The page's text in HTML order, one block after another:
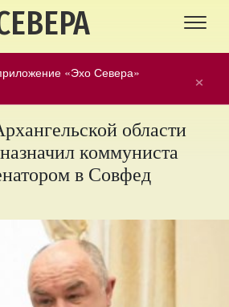
×
«Эхо Севера»
области
коммуниста
в Совфед